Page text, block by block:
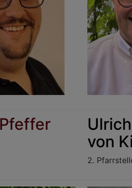
von
2.